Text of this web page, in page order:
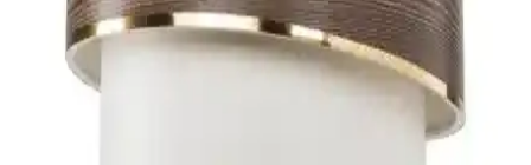
3 Kablolu Avize Bağlantısı: Elektrik Tesisatı ve
Güvenlik Standartları
3 kablolu avize bağlantısında faz, nötr ve toprak kablolarının doğru
bağlanması elektrik güvenliği için kritik önemdedir. Kablo renk
kodları ve bağlantı teknikleri, güvenli montaj için temel unsurlardır.